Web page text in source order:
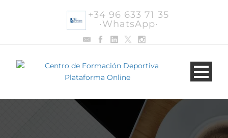
+34 96 633 71 35
·WhatsApp·